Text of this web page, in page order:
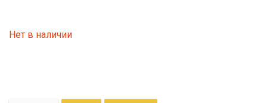
Нет в наличии